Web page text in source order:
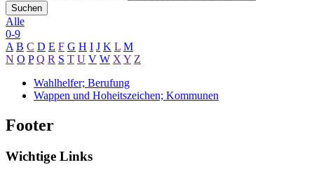
Suchen
Alle
0-9
A B C D E F G H I J K L M
N O P Q R S T U V W XY Z
Wahlhelfer; Berufung
Wappen und Hoheitszeichen; Kommunen
Footer
Wichtige Links